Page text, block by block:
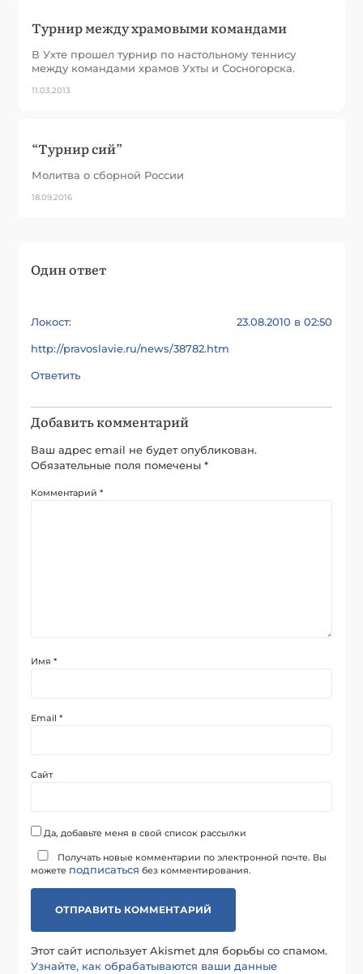
Турнир между храмовыми командами
В Ухте прошел турнир по настольному теннису
между командами храмов Ухты и Сосногорска.
11.03.2013
“Турнир сий”
Молитва о сборной России
18.09.2016
Один ответ
Локост: 23.08.2010 в 02:50
http://pravoslavie.ru/news/38782.htm
Ответить
Добавить комментарий
Ваш адрес email не будет опубликован.
Обязательные поля помечены*
Комментарий*
Имя*
Email*
Сайт
Да, добавьте меня в свой список рассылки
Получать новые комментарии по электронной почте. Вы
можете подписаться без комментирования.
Этот сайт использует Akismet для борьбы со спамом.
Узнайте, как обрабатываются ваши данные